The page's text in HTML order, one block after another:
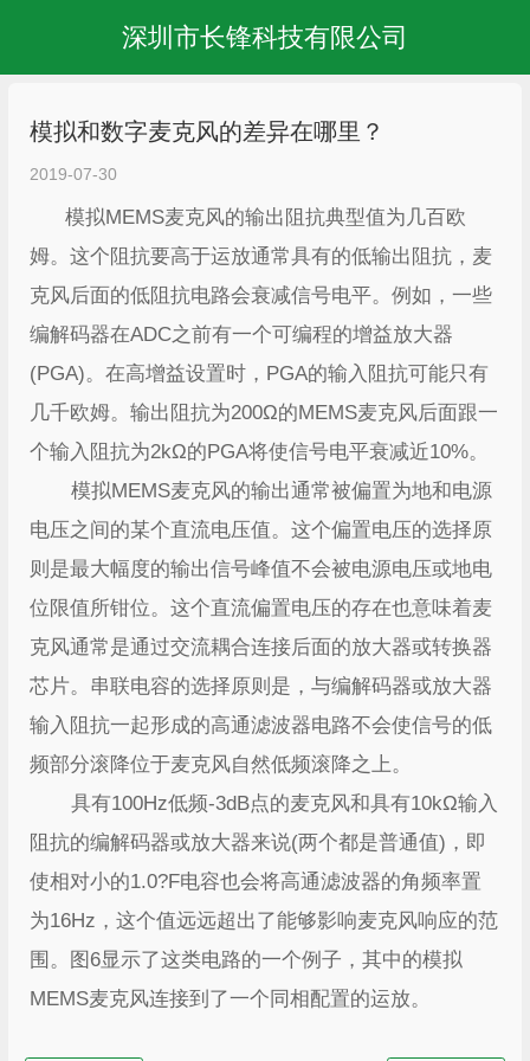
深圳市长锋科技有限公司
模拟和数字麦克风的差异在哪里？
2019-07-30
模拟MEMS麦克风的输出阻抗典型值为几百欧
姆。这个阻抗要高于运放通常具有的低输出阻抗，麦
克风后面的低阻抗电路会衰减信号电平。例如，一些
编解码器在ADC之前有一个可编程的增益放大器
(PGA)。在高增益设置时，PGA的输入阻抗可能只有
几千欧姆。输出阻抗为200Ω的MEMS麦克风后面跟一
个输入阻抗为2kΩ的PGA将使信号电平衰减近10%。
模拟MEMS麦克风的输出通常被偏置为地和电源
电压之间的某个直流电压值。这个偏置电压的选择原
则是最大幅度的输出信号峰值不会被电源电压或地电
位限值所钳位。这个直流偏置电压的存在也意味着麦
克风通常是通过交流耦合连接后面的放大器或转换器
芯片。串联电容的选择原则是，与编解码器或放大器
输入阻抗一起形成的高通滤波器电路不会使信号的低
频部分滚降位于麦克风自然低频滚降之上。
具有100Hz低频-3dB点的麦克风和具有10kΩ输入
阻抗的编解码器或放大器来说(两个都是普通值)，即
使相对小的1.0?F电容也会将高通滤波器的角频率置
为16Hz，这个值远远超出了能够影响麦克风响应的范
围。图6显示了这类电路的一个例子，其中的模拟
MEMS麦克风连接到了一个同相配置的运放。